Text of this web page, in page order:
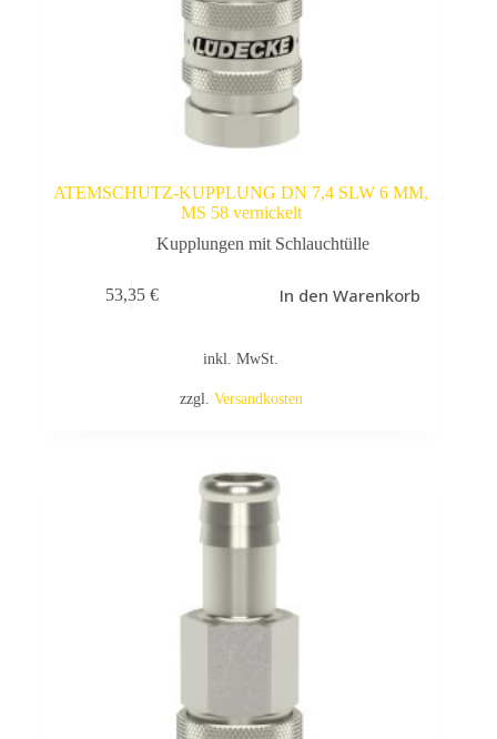
ATEMSCHUTZ-KUPPLUNG DN 7,4 SLW 6 MM,
MS 58 vernickelt
Kupplungen mit Schlauchtülle
53,35 € In den Warenkorb
inkl. MwSt.
zzgl. Versandkosten